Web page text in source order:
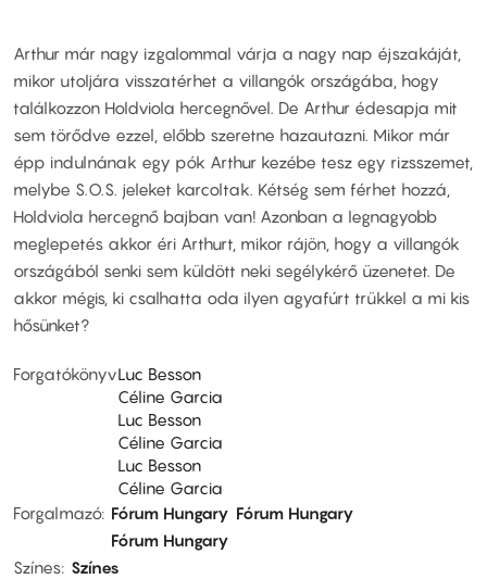
Arthur már nagy izgalommal várja a nagy nap éjszakáját,
mikor utoljára visszatérhet a villangók országába, hogy
találkozzon Holdviola hercegnővel. De Arthur édesapja mit
sem törődve ezzel, előbb szeretne hazautazni. Mikor már
épp indulnának egy pók Arthur kezébe tesz egy rizsszemet,
melybe S.O.S. jeleket karcoltak. Kétség sem férhet hozzá,
Holdviola hercegnő bajban van! Azonban a legnagyobb
meglepetés akkor éri Arthurt, mikor rájön, hogy a villangók
országából senki sem küldött neki segélykérő üzenetet. De
akkor mégis, ki csalhatta oda ilyen agyafúrt trükkel a mi kis
hősünket?
ForgatókönyvLuc Besson
Céline Garcia
Luc Besson
Céline Garcia
Luc Besson
Céline Garcia
Forgalmazó Fórum Hungary Fórum Hungary
Fórum Hungary
Színes Színes